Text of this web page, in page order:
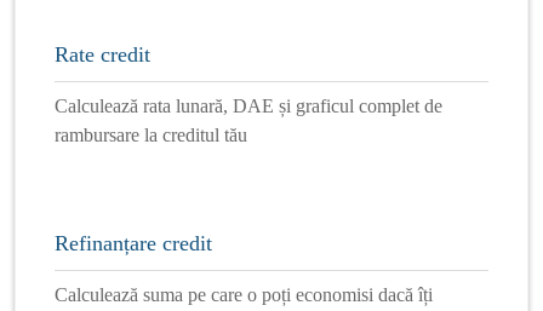
Rate credit
Calculează rata lunară, DAE și graficul complet de
rambursare la creditul tău
Refinanțare credit
Calculează suma pe care o poți economisi dacă îți